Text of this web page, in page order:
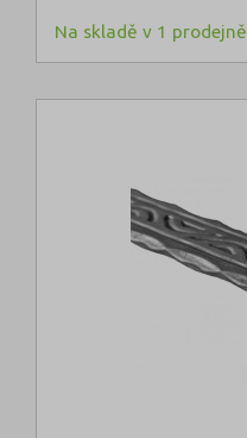
Na skladě v 1 prodejně